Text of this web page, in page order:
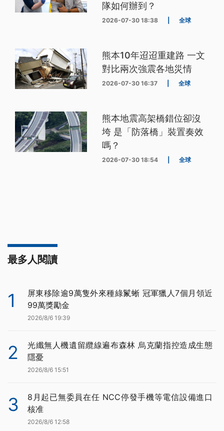
隊如何辦到？
2026-07-30 18:38 全球
熊本10年迢迢重建路 一文
對比兩次強震各地災情
2026-07-30 16:37 全球
熊本地震高架橋錯位卻沒
垮 是「防落橋」裝置奏效
嗎？
2026-07-30 18:54 全球
最多人閱讀
1
屏東移除逾9萬隻外來種綠鬣蜥 冠軍獵人7個月領近
99萬獎勵金
2026/8/6 19:39
2
光纖無人機遺留纜線遍布森林 烏克蘭指控造成生態
隱憂
2026/8/6 15:51
3
8月起已無委員在任 NCC停發手機等電信設備進口
核准
2026/8/6 12:58